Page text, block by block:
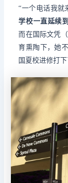
“一个电话我就
学校一直延续
而在国际文凭
育熏陶下，她
国夏校进修打下